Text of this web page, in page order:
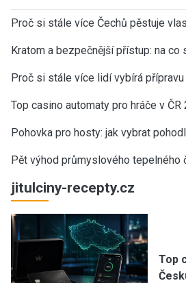
Proč si stále více Čechů pěstuje
Kratom a bezpečnější přístup: na co
Proč si stále více lidí vybírá přípravu
Top casino automaty pro hráče v ČR
Pohovka pro hosty: jak vybrat
Pět výhod průmyslového tepelného
jitulciny-recepty.cz
Top